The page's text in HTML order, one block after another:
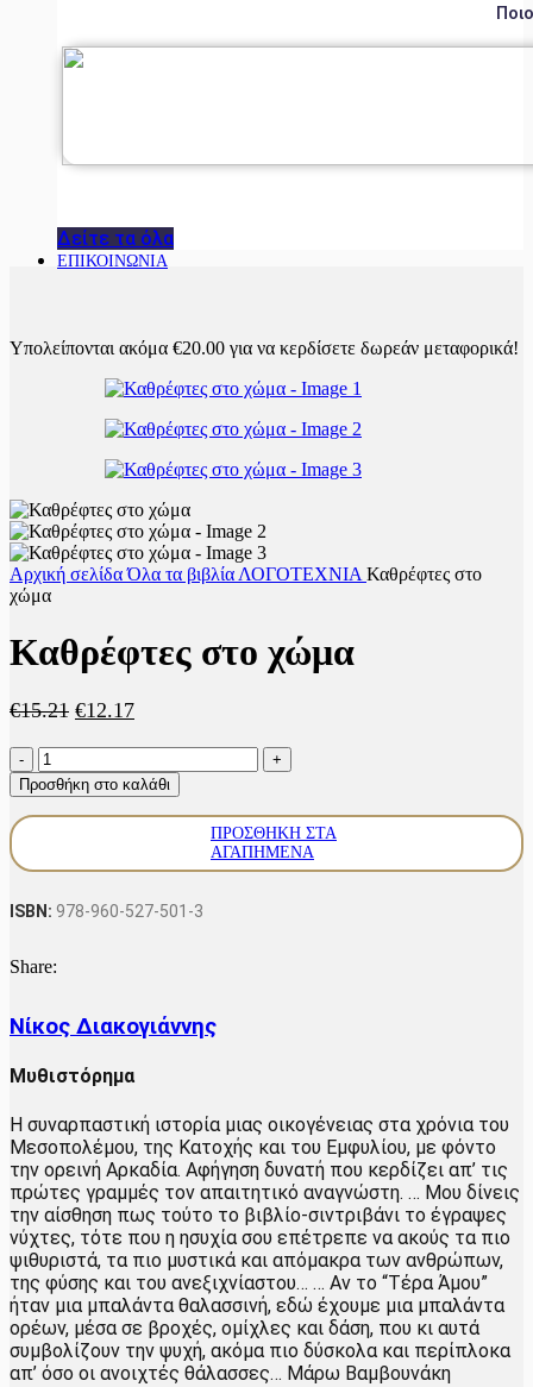
Δείτε τα όλα
ΕΠΙΚΟΙΝΩΝΙΑ
Υπολείπονται ακόμα €20.00 για να κερδίσετε δωρεάν μεταφορικά!
Αρχική σελίδαΌλα τα βιβλία ΛΟΓΟΤΕΧΝΙΑ Καθρέφτες στο
χώμα
Καθρέφτες στο χώμα
€15.21 Original
€15.21.
€12.17Η
είναι:
€12.17.
Καθρέφτες
στο
χώμα
ποσότητα
Προσθήκη στο καλάθι
ΠΡΟΣΘΉΚΗ ΣΤΑ
ΑΓΑΠΗΜΈΝΑ
ISBN: 978-960-527-501-3
Share:
Νίκος Διακογιάννης
Μυθιστόρημα
Η συναρπαστική ιστορία μιας οικογένειας στα χρόνια του
Μεσοπολέμου, της Κατοχής και του Εμφυλίου, με φόντο
την ορεινή Αρκαδία. Αφήγηση δυνατή που κερδίζει απ’ τις
πρώτες γραμμές τον απαιτητικό αναγνώστη. … Μου δίνεις
την αίσθηση πως τούτο το βιβλίο-σιντριβάνι το έγραψες
νύχτες, τότε που η ησυχία σου επέτρεπε να ακούς τα πιο
ψιθυριστά, τα πιο μυστικά και απόμακρα των ανθρώπων,
της φύσης και του ανεξιχνίαστου… … Αν το “Τέρα Άμου”
ήταν μια μπαλάντα θαλασσινή, εδώ έχουμε μια μπαλάντα
ορέων, μέσα σε βροχές, ομίχλες και δάση, που κι αυτά
συμβολίζουν την ψυχή, ακόμα πιο δύσκολα και περίπλοκα
απ’ όσο οι ανοιχτές θάλασσες… Μάρω Βαμβουνάκη